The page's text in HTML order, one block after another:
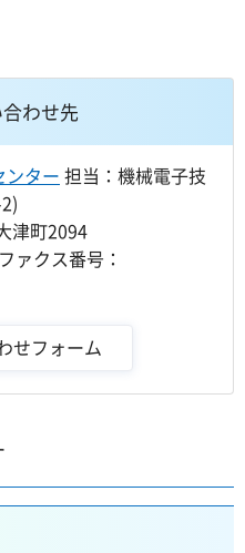
わせ先
ンター 担当：機械電子技
津町2094
ァクス番号：